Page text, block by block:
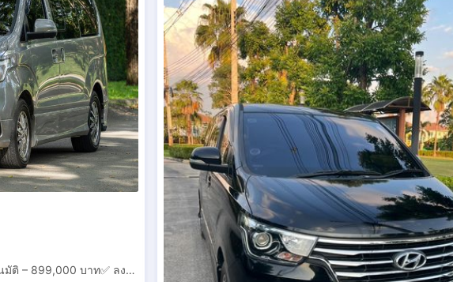
ขาย Hyundai H-1 Deluxe 2018 ดีเซล อัตโนมัติ – 899,000 บาท✅ ลงทะเบียน registered 2019✅ ราคา: 899,000 บาท (ต่อรองได้พอสมควร)